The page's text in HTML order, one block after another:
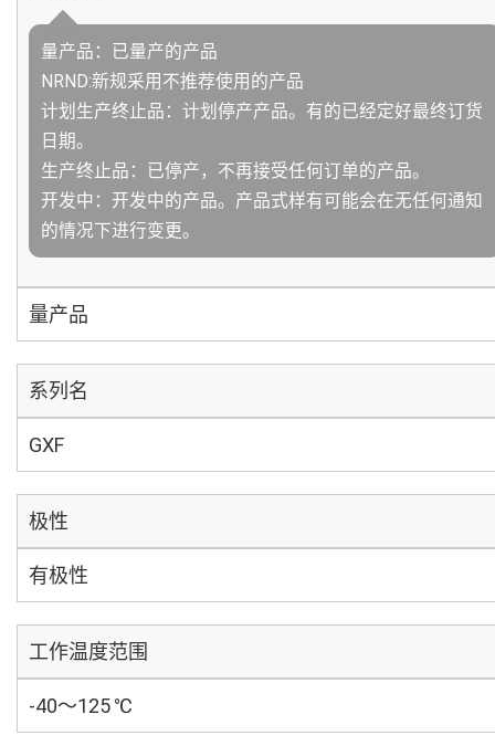
量产品：已量产的产品
NRND:新规采用不推荐使用的产品
计划生产终止品：计划停产产品。有的已经定好最终订货
日期。
生产终止品：已停产，不再接受任何订单的产品。
开发中：开发中的产品。产品式样有可能会在无任何通知
的情况下进行变更。
量产品
系列名
GXF
极性
有极性
工作温度范围
-40～125 ℃